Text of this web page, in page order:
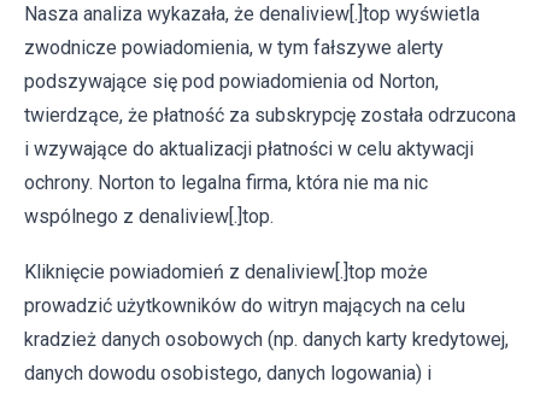
Nasza analiza wykazała, że denaliview[.]top wyświetla
zwodnicze powiadomienia, w tym fałszywe alerty
podszywające się pod powiadomienia od Norton,
twierdzące, że płatność za subskrypcję została odrzucona
i wzywające do aktualizacji płatności w celu aktywacji
ochrony. Norton to legalna firma, która nie ma nic
wspólnego z denaliview[.]top.
Kliknięcie powiadomień z denaliview[.]top może
prowadzić użytkowników do witryn mających na celu
kradzież danych osobowych (np. danych karty kredytowej,
danych dowodu osobistego, danych logowania) i